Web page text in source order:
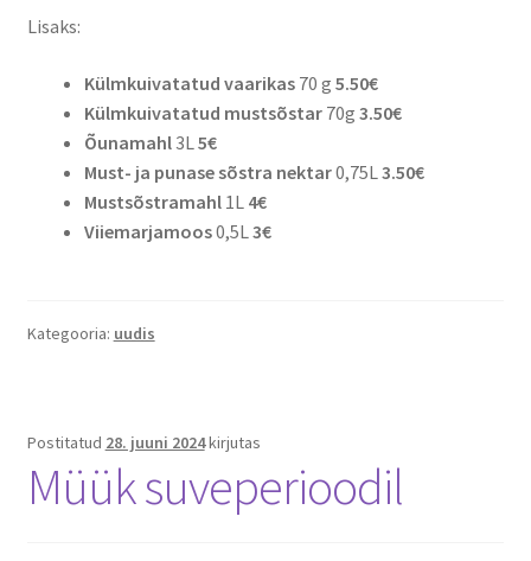
Lisaks:
Külmkuivatatud vaarikas70 g 5.50€
Külmkuivatatud mustsõstar70g 3.50€
Õunamahl3L 5€
Must- ja punase sõstra nektar0,75L 3.50€
Mustsõstramahl1L 4€
Viiemarjamoos0,5L 3€
Kategooria: uudis
Postitatud 28. juuni 2024kirjutas
Müük suveperioodil